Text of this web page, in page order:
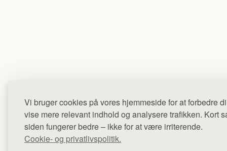
Vi bruger cookies på vores hjemmeside for at forbedre
vise mere relevant indhold og analysere trafikken. Kort
siden fungerer bedre – ikke for at være irriterende.
Cookie- og privatlivspolitik.